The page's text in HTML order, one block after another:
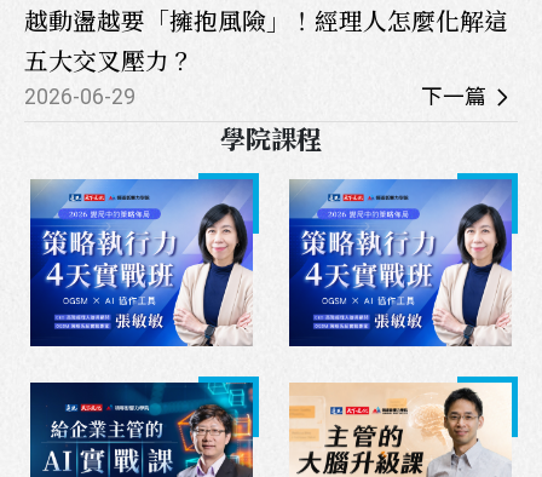
越動盪越要「擁抱風險」！經理人怎麼化解這
五大交叉壓力？
2026-06-29 下一篇
學院課程